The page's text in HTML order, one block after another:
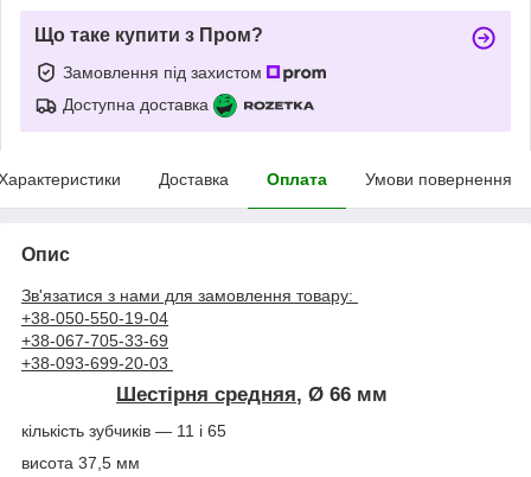
Що таке купити з Пром?
Замовлення під захистом
Доступна доставка
Доставка Оплата Умови повернення
Опис
Зв'язатися з нами для замовлення товару:
+38-050-550-19-04
+38-067-705-33-69
+38-093-699-20-03
Шестірня средняя, Ø 66 мм
кількість зубчиків — 11 і 65
висота 37,5 мм